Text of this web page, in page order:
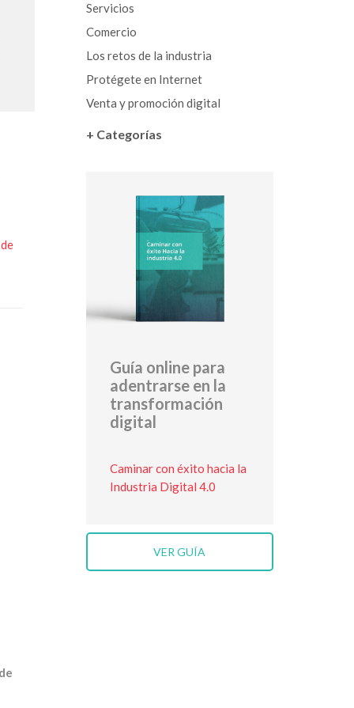
Servicios
Comercio
Los retos de la industria
Protégete en Internet
Venta y promoción digital
+ Categorías
Guía online para
adentrarse en la
transformación
digital
Caminar con éxito hacia la
Industria Digital 4.0
VER GUÍA